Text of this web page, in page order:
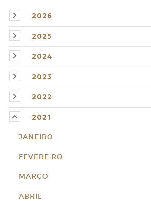
2026
2025
2024
2023
2022
2021
JANEIRO
FEVEREIRO
MARÇO
ABRIL